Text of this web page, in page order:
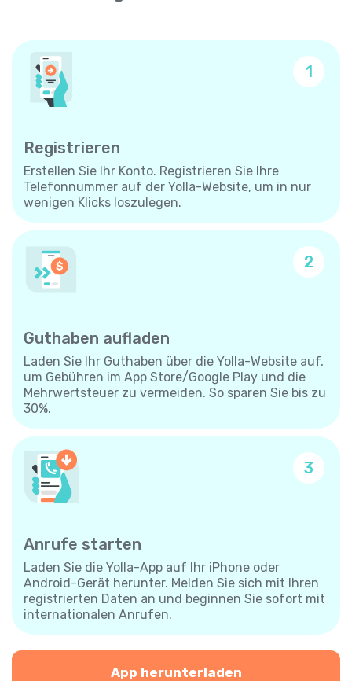
1
Registrieren
Erstellen Sie Ihr Konto. Registrieren Sie Ihre
Telefonnummer auf der Yolla-Website, um in nur
wenigen Klicks loszulegen.
2
Guthaben aufladen
Laden Sie Ihr Guthaben über die Yolla-Website auf,
um Gebühren im App Store/Google Play und die
Mehrwertsteuer zu vermeiden. So sparen Sie bis zu
30%.
3
Anrufe starten
Laden Sie die Yolla-App auf Ihr iPhone oder
Android-Gerät herunter. Melden Sie sich mit Ihren
registrierten Daten an und beginnen Sie sofort mit
internationalen Anrufen.
App herunterladen